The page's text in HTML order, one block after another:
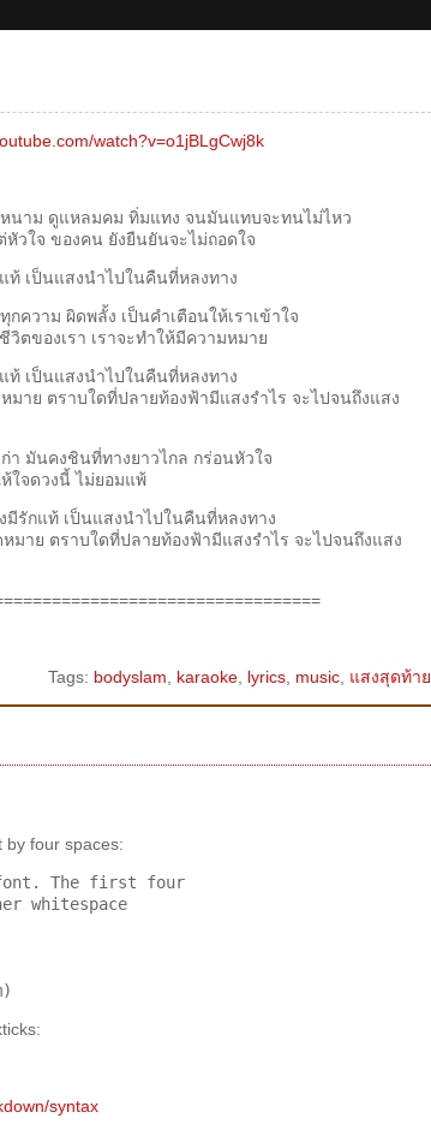
watch?v=o1jBLgCwj8k
หนาม ดูแหลมคม ทิ่มแทง จนมันแทบจะทนไม่ไหว
วใจ ของคน ยังยืนยันจะไม่ถอดใจ
ท้ เป็นแสงนำไปในคืนที่หลงทาง
กความ ผิดพลั้ง เป็นคำเตือนให้เราเข้าใจ
ตของเรา เราจะทำให้มีความหมาย
ท้ เป็นแสงนำไปในคืนที่หลงทาง
าย ตราบใดที่ปลายท้องฟ้ามีแสงรำไร จะไปจนถึงแสง
า มันคงชินที่ทางยาวไกล กร่อนหัวใจ
ใจดวงนี้ ไม่ยอมแพ้
รักแท้ เป็นแสงนำไปในคืนที่หลงทาง
าย ตราบใดที่ปลายท้องฟ้ามีแสงรำไร จะไปจนถึงแสง
Tags: bodyslam karaoke lyrics music แสงสุดท้าย
by four spaces:
syntax